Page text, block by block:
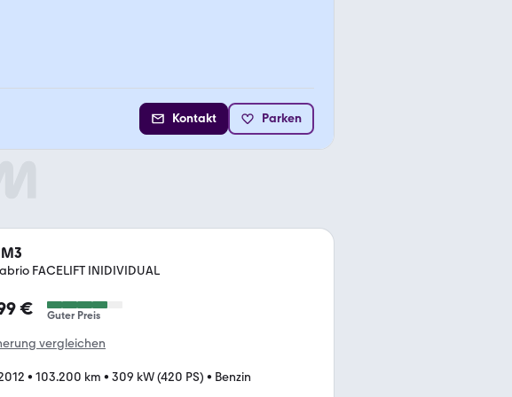
Kontakt Parken
FACELIFT INIDIVIDUAL
€ Guter Preis
vergleichen
• 103.200 km • 309 kW (420 PS) • Benzin